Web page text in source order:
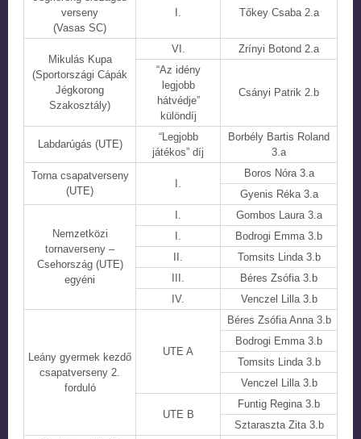
verseny
(Vasas SC)
I. Tőkey Csaba 2.a
Mikulás Kupa
(Sportországi Cápák
Jégkorong
Szakosztály)
VI.
Zrínyi Botond 2.a
“Az idény
legjobb
hátvédje”
különdíj
Csányi Patrik 2.b
Labdarúgás (UTE)
“Legjobb
játékos” díj
Borbély Bartis Roland
3.a
Torna csapatverseny
(UTE)
I.
Boros Nóra 3.a
Gyenis Réka 3.a
Nemzetközi
tornaverseny –
Csehország (UTE)
egyéni
I.
Gombos Laura 3.a
I.
Bodrogi Emma 3.b
II.
Tomsits Linda 3.b
III.
Béres Zsófia 3.b
IV.
Venczel Lilla 3.b
Leány gyermek kezdő
csapatverseny 2.
forduló
UTE A
Béres Zsófia Anna 3.b
Bodrogi Emma 3.b
Tomsits Linda 3.b
Venczel Lilla 3.b
UTE B
Funtig Regina 3.b
Sztaraszta Zita 3.b